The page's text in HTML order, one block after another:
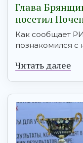
Глава
посетил
Как сообщает
познакомился
Читать далее